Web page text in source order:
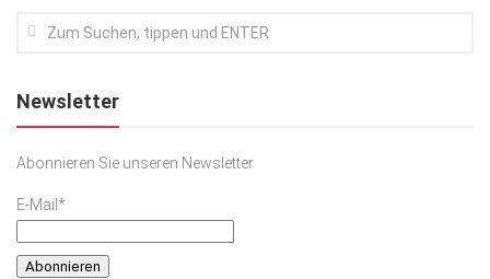
Top Branchen
Newsletter
Abonnieren Sie unseren Newsletter
E-Mail*